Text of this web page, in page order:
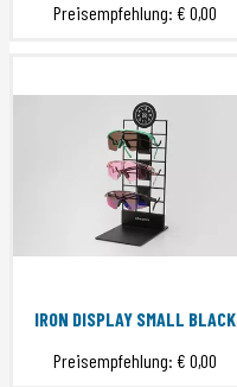
Preisempfehlung: € 0,00
IRON DISPLAY SMALL BLACK
Preisempfehlung: € 0,00